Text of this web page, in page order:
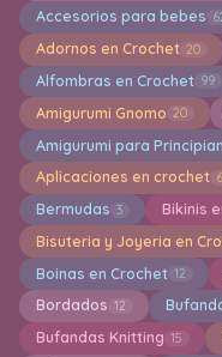
Accesorios para bebes
Adornos en Crochet 20
Alfombras en Crochet 99
Amigurumi Gnomo 20
Amigurumi para
Aplicaciones en crochet
Bermudas 3 Bikinis
Bisuteria y Joyeria en
Boinas en Crochet 12
Bordados 12
Bufandas Knitting 15